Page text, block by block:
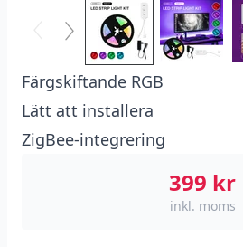
Färgskiftande RGB
Lätt att installera
ZigBee-integrering
399 kr
inkl. moms